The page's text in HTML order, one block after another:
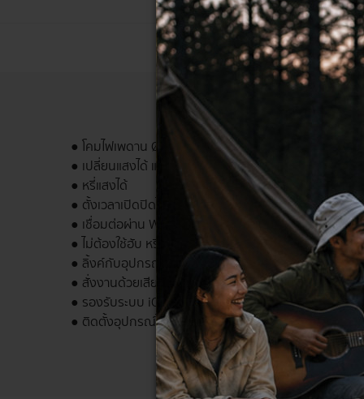
● โคมไฟเพดาน Ø330 มม. ควบคุมด้วยสมาร์ทโฟน
● เปลี่ยนแสงได้ แสงขาว ขาวนวล แสงนวล
● หรี่แสงได้
● ตั้งเวลาเปิดปิดได้
● เชื่อมต่อผ่าน WIFI ควบคุมการทำงานได้จากทุกที่ทั่วโลก
● ไม่ต้องใช้ฮับ หรือใช้อุปกรณ์อื่นเพิ่ม
● ลิ้งค์กับอุปกรณ์ Google home ได้
● สั่งงานด้วยเสียงผ่าน Google assistant ได้
● รองรับระบบ iOS และ Android
● ติดตั้งอุปกรณ์ได้ง่ายด้วยการเชื่อมต่อ WIFI+Bluetooth